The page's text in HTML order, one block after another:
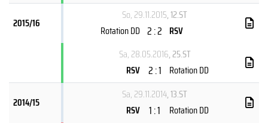
2015/16
So, 29.11.2015, 12.ST
Rotation DD 2 : 2 RSV
Sa, 28.05.2016, 25.ST
RSV 2 : 1 Rotation DD
2014/15
Sa, 29.11.2014, 13.ST
RSV 1 : 1
Rotation DD